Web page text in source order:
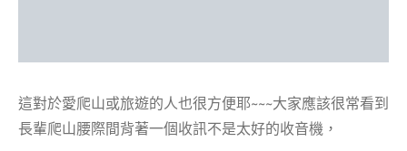
這對於愛爬山或旅遊的人也很方便耶~~~大家應該很常看到
長輩爬山腰際間背著一個收訊不是太好的收音機，